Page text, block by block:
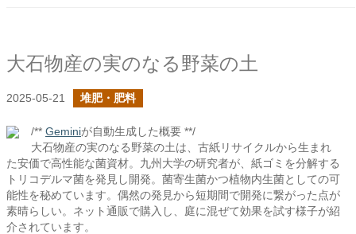
大石物産の実のなる野菜の土
2025-05-21 堆肥・肥料
/** Geminiが自動生成した概要 **/
大石物産の実のなる野菜の土は、古紙リサイクルから生まれ
た安価で高性能な菌資材。九州大学の研究者が、紙ゴミを分解する
トリコデルマ菌を発見し開発。菌寄生菌かつ植物内生菌としての可
能性を秘めています。偶然の発見から短期間で開発に繋がった点が
素晴らしい。ネット通販で購入し、庭に混ぜて効果を試す様子が紹
介されています。